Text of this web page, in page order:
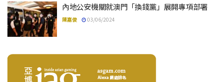
內地公安機關就澳門「換錢黨」展開專項部署
陳嘉俊 03/06/2024